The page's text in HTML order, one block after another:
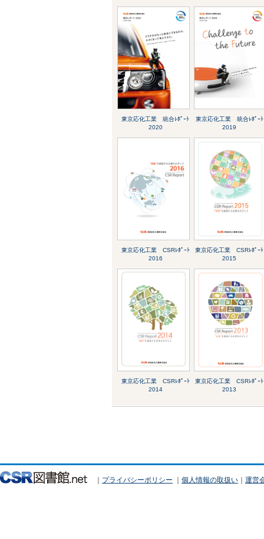
東京応化工業 統合ﾚﾎﾟｰﾄ
2020
東京応化工業 統合ﾚﾎﾟｰﾄ
2019
東京応化工業 CSRﾚﾎﾟｰﾄ
2016
東京応化工業 CSRﾚﾎﾟｰﾄ
2015
東京応化工業 CSRﾚﾎﾟｰﾄ
2014
東京応化工業 CSRﾚﾎﾟｰﾄ
2013
｜ プライバシーポリシー ｜ 個人情報の取扱い ｜ 運営